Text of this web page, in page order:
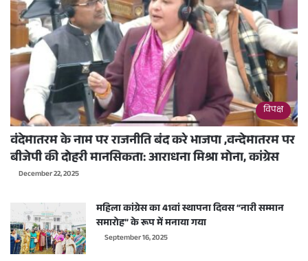
विपक्ष
वंदेमातरम के नाम पर राजनीति बंद करे भाजपा ,वन्देमातरम पर
बीजेपी की दोहरी मानसिकता: आराधना मिश्रा मोना, कांग्रेस
December 22, 2025
महिला कांग्रेस का 41वां स्थापना दिवस “नारी सम्मान
समारोह” के रूप में मनाया गया
September 16, 2025